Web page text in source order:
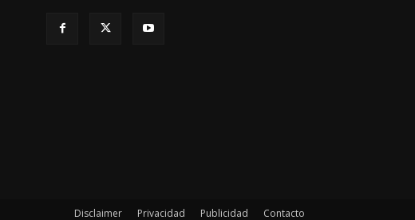
Disclaimer Privacidad Publicidad Contacto